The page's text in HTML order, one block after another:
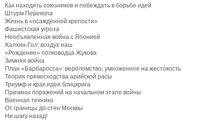
Как находить союзников и побеждать в борьбе идей
Штурм Перекопа
Жизнь в «осаждённой крепости»
Фашистская угроза
Необъявленная война с Японией
Халхин-Гол: воздух наш
«Рождение» полководца Жукова
Зимняя война
План «Барбаросса»: вероломство, умноженное на жестокость
Теория превосходства арийской расы
Триумф и крах идеи блицкрига
Причины поражений на начальном этапе войны
Военная техника
От границы до стен Москвы
Ни шагу назад!